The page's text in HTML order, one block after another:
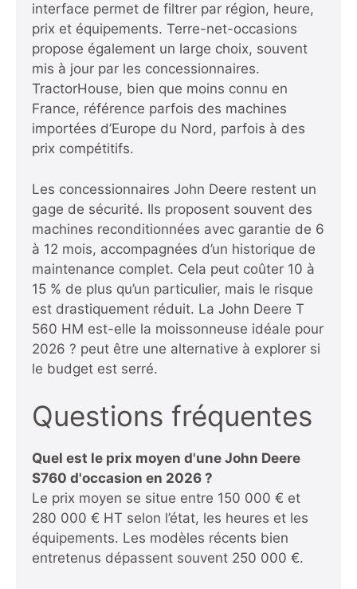
interface permet de filtrer par région, heure,
prix et équipements. Terre-net-occasions
propose également un large choix, souvent
mis à jour par les concessionnaires.
TractorHouse, bien que moins connu en
France, référence parfois des machines
importées d’Europe du Nord, parfois à des
prix compétitifs.
Les concessionnaires John Deere restent un
gage de sécurité. Ils proposent souvent des
machines reconditionnées avec garantie de 6
à 12 mois, accompagnées d’un historique de
maintenance complet. Cela peut coûter 10 à
15 % de plus qu’un particulier, mais le risque
est drastiquement réduit. La John Deere T
560 HM est-elle la moissonneuse idéale pour
2026 ? peut être une alternative à explorer si
le budget est serré.
Questions fréquentes
Quel est le prix moyen d'une John Deere
S760 d'occasion en 2026 ?
Le prix moyen se situe entre 150 000 € et
280 000 € HT selon l’état, les heures et les
équipements. Les modèles récents bien
entretenus dépassent souvent 250 000 €.